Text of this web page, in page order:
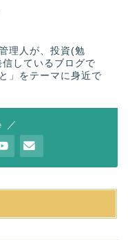
理人が、投資(勉
しているブログで
」をテーマに身近で
／